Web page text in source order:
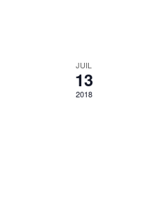
JUIL
13
2018